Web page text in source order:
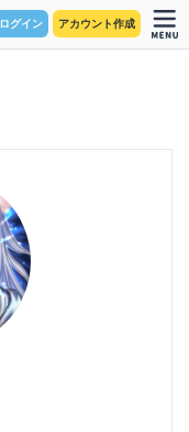
ログイン アカウント作成